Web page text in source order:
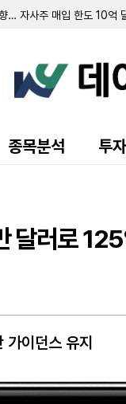
주 등록 공시
만여 주 발행
추가 자금 조달 추진"
전년비 141% 급증
연간 매출 전망치 하향 조
수 효과 본격화
연도 가이던스도 '강세'
산 손상으로 적자 전환
폭 성장
종목분석 투
러로
이던스 유지